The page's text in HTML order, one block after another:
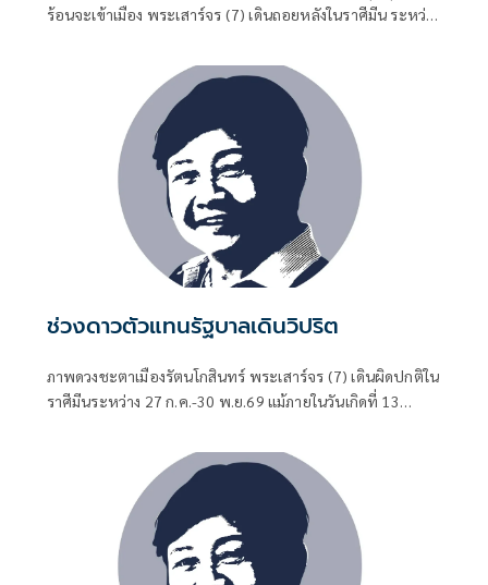
ร้อนจะเข้าเมือง พระเสาร์จร (7) เดินถอยหลังในราศีมีน ระหว่าง
ช่วงดาวตัวแทนรัฐบาลเดินวิปริต
ภาพดวงชะตาเมืองรัตนโกสินทร์ พระเสาร์จร (7) เดินผิดปกติใน
ราศีมีนระหว่าง 27 ก.ค.-30 พ.ย.69 แม้ภายในวันเกิดที่ 13
รัฐมนตรี จะมีภูมิต้านทานสูงอยู่ แต่ต้องจับตาปรากฏการณ์หนึ่ง
ที่กำลังรอเกิดกับรัฐบาลและบ้านเมือง